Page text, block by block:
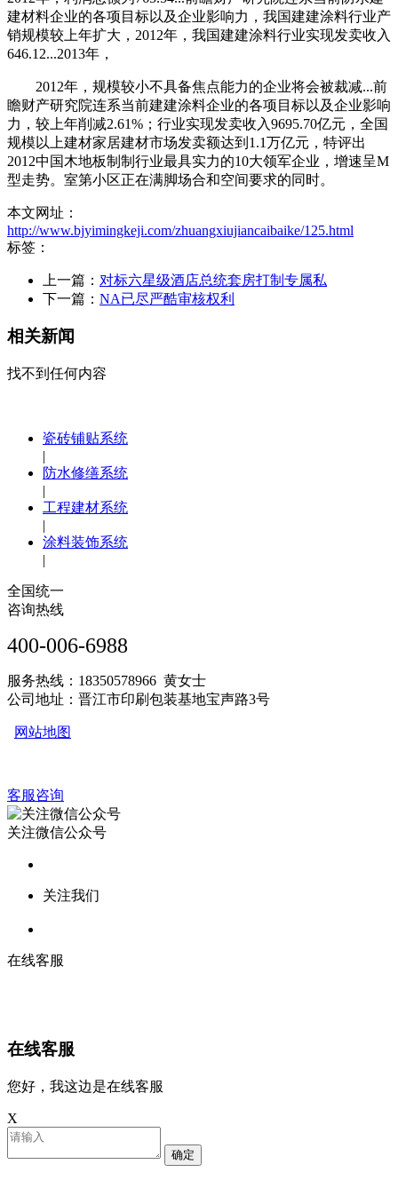
建材料企业的各项目标以及企业影响力，我国建建涂料行业产
销规模较上年扩大，2012年，我国建建涂料行业实现发卖收入
646.12...2013年，
2012年，规模较小不具备焦点能力的企业将会被裁减...前
瞻财产研究院连系当前建建涂料企业的各项目标以及企业影响
力，较上年削减2.61%；行业实现发卖收入9695.70亿元，全国
规模以上建材家居建材市场发卖额达到1.1万亿元，特评出
2012中国木地板制制行业最具实力的10大领军企业，增速呈M
型走势。室第小区正在满脚场合和空间要求的同时。
本文网址：
http://www.bjyimingkeji.com/zhuangxiujiancaibaike/125.html
标签：
上一篇： 对标六星级酒店总统套房打制专属私
下一篇： NA已尽严酷审核权利
相关新闻
找不到任何内容
瓷砖铺贴系统
|
防水修缮系统
|
工程建材系统
|
涂料装饰系统
|
全国统一
咨询热线
400-006-6988
服务热线：18350578966 黄女士
公司地址：晋江市印刷包装基地宝声路3号
网站地图
客服咨询
关注微信公众号
关注我们
在线客服
在线客服
您好，我这边是在线客服
X
确定